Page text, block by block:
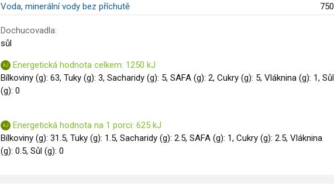
Voda, minerální vody bez příchutě
750
Dochucovadla:
sůl
Energetická hodnota celkem: 1250 kJ
Bílkoviny (g): 63, Tuky (g): 3, Sacharidy (g): 5, SAFA (g): 2, Cukry (g): 5, Vláknina (g): 1, Sůl
(g): 0
Energetická hodnota na 1 porci: 625 kJ
Bílkoviny (g): 31.5, Tuky (g): 1.5, Sacharidy (g): 2.5, SAFA (g): 1, Cukry (g): 2.5, Vláknina
(g): 0.5, Sůl (g): 0